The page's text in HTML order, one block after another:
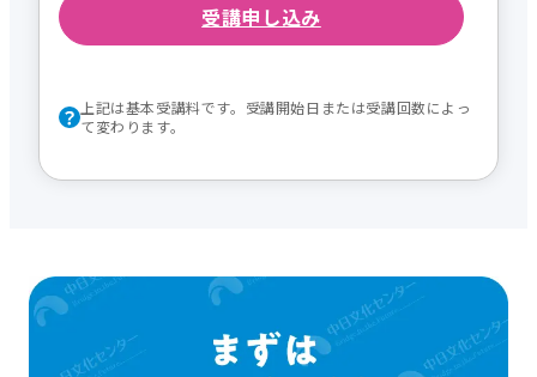
受講申し込み
上記は基本受講料です。受講開始日または受講回数によっ
て変わります。